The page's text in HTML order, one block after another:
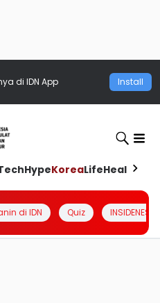
di IDN App Install
HypeKoreaLifeHealth
di IDN Quiz INSIDENESIA